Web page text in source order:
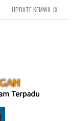
UPDATE KEMWIL IX